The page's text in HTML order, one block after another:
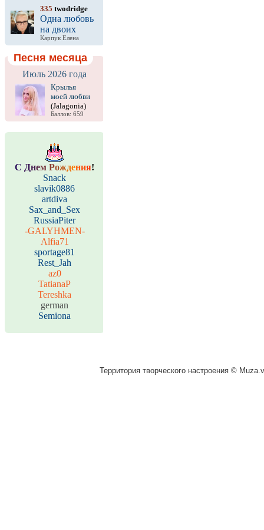
335 twodridge
Одна любовь
на двоих
Карпук Елена
Песня месяца
Июль 2026 года
Крылья
моей любви
(Jalagonia)
Баллов: 659
С Днем Рождения!
Snack
slavik0886
artdiva
Sax_and_Sex
RussiaPiter
-GALYHMEN-
Alfia71
sportage81
Rest_Jah
az0
TatianaP
Tereshka
german
Semiona
Территория творческого настроения ©